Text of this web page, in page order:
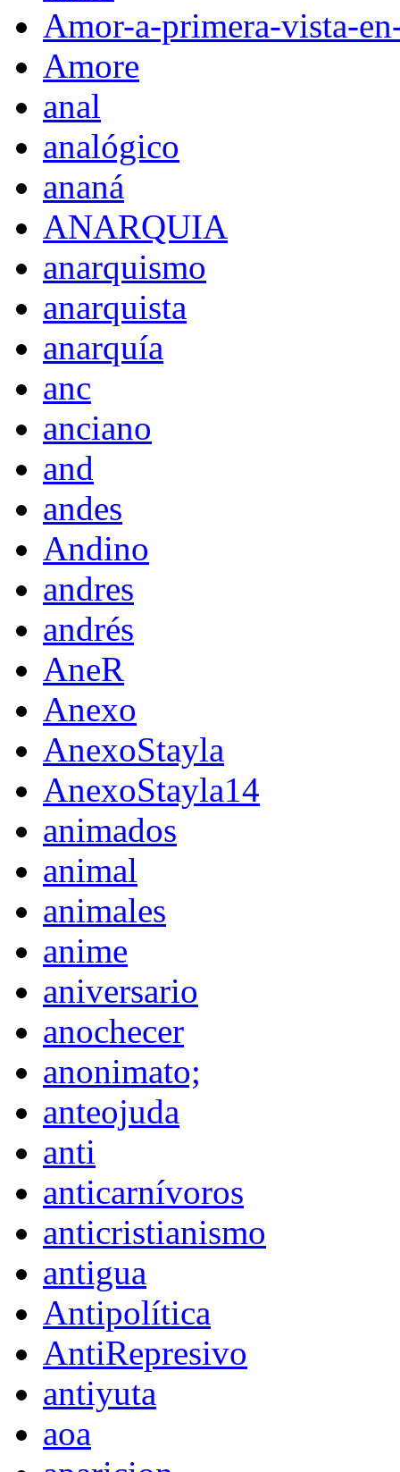
Amor-a-primera-vista-
Amore
anal
analógico
ananá
ANARQUIA
anarquismo
anarquista
anarquía
anc
anciano
and
andes
Andino
andres
andrés
AneR
Anexo
AnexoStayla
AnexoStayla14
animados
animal
animales
anime
aniversario
anochecer
anonimato;
anteojuda
anti
anticarnívoros
anticristianismo
antigua
Antipolítica
AntiRepresivo
antiyuta
aoa